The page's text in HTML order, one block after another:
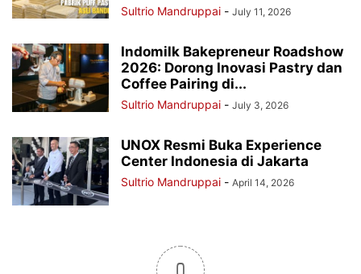
Sultrio Mandruppai - July 11, 2026
Indomilk Bakepreneur Roadshow
2026: Dorong Inovasi Pastry dan
Coffee Pairing di...
Sultrio Mandruppai - July 3, 2026
UNOX Resmi Buka Experience
Center Indonesia di Jakarta
Sultrio Mandruppai - April 14, 2026